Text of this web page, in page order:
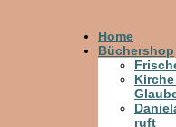
Home
Büchershop
ruft